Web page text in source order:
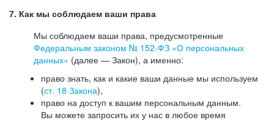
7. Как мы соблюдаем ваши права
Мы соблюдаем ваши права, предусмотренные
Федеральным законом № 152-ФЗ «О персональных
данных» (далее — Закон), а именно:
право знать, как и какие ваши данные мы используем
(ст. 18 Закона),
право на доступ к вашим персональным данным.
Вы можете запросить их у нас в любое время